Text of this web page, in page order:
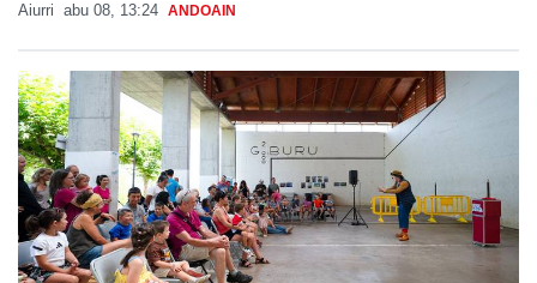
Aiurri abu 08, 13:24 ANDOAIN